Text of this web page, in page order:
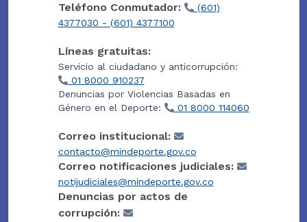
Teléfono Conmutador:
(601)
4377030 - (601) 4377100
Líneas gratuitas:
Servicio al ciudadano y anticorrupción:
01 8000 910237
Denuncias por Violencias Basadas en
Género en el Deporte:
01 8000 114060
Correo institucional:
contacto@mindeporte.gov.co
Correo notificaciones judiciales:
notijudiciales@mindeporte.gov.co
Denuncias por actos de
corrupción: